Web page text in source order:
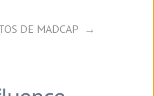
DE MADCAP